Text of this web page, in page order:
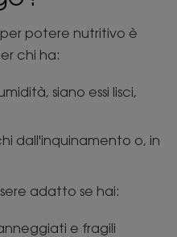
potere nutritivo è
chi ha:
siano essi lisci,
dall'inquinamento o, in
adatto se hai:
e fragili